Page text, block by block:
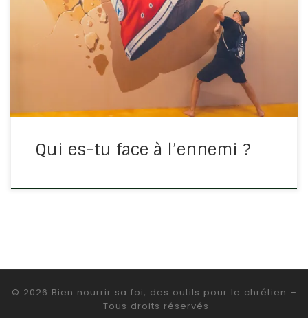
Lorsque nous prions, c’est parce que nous aimons le
faire, que c’est le moyen de parler à Dieu, mais en
église, c’est en partie parce que nous avons à faire
face à des barrages de l’ennemi dans […]
Qui es-tu face à l’ennemi ?
© 2026 Bien nourrir sa foi, des outils pour le chrétien –
Tous droits réservés